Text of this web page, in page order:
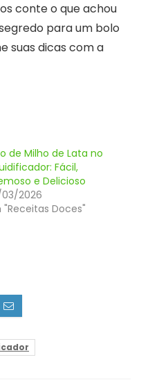
conte o que achou
para um bolo
suas dicas com a
de Milho de Lata no
Fácil,
e Delicioso
2026
"Receitas Doces"